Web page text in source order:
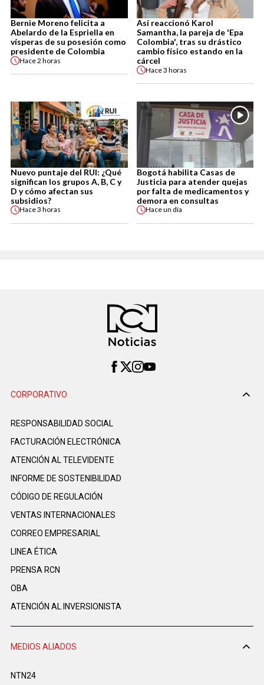
Bernie Moreno felicita a
Abelardo de la Espriella en
vísperas de su posesión como
presidente de Colombia
Hace2 horas
Así reaccionó Karol
Samantha, la pareja de 'Epa
Colombia', tras su drástico
cambio físico estando en la
cárcel
Hace3 horas
Nuevo puntaje del RUI: ¿Qué
significan los grupos A, B, C y
D y cómo afectan sus
subsidios?
Hace3 horas
Bogotá habilita Casas de
Justicia para atender quejas
por falta de medicamentos y
demora en consultas
Haceun día
CORPORATIVO
RESPONSABILIDAD SOCIAL
FACTURACIÓN ELECTRÓNICA
ATENCIÓN AL TELEVIDENTE
INFORME DE SOSTENIBILIDAD
CÓDIGO DE REGULACIÓN
VENTAS INTERNACIONALES
CORREO EMPRESARIAL
LINEA ÉTICA
PRENSA RCN
OBA
ATENCIÓN AL INVERSIONISTA
MEDIOS ALIADOS
NTN24